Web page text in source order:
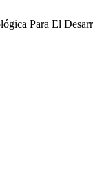
Para El